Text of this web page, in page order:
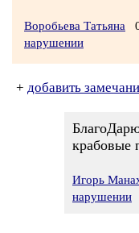
Воробьева Татьяна
нарушении
+ добавить
крабовые
Игорь
нарушении